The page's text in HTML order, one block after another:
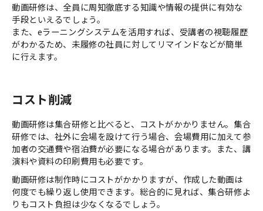
動画研修は、全員に周知徹底する知識や情報の提供に有効な
手段といえるでしょう。
また、eラーニングシステムを活用すれば、受講者の視聴履歴
がわかるため、未履修の社員に対してリマインドなどが簡単
に行えます。
コスト削減
動画研修は集合研修と比べると、コストがかかりません。集合
研修では、社外に会場を設けて行う場合、会場費用に加えて参
加者の交通費や宿泊費が必要になる場合があります。また、講
演料や資料の印刷費用も必要です。
動画研修は制作時にコストがかかりますが、作成した動画は
何度でも繰り返し使用できます。総合的に見れば、集合研修よ
りもコスト負担は少なくなるでしょう。